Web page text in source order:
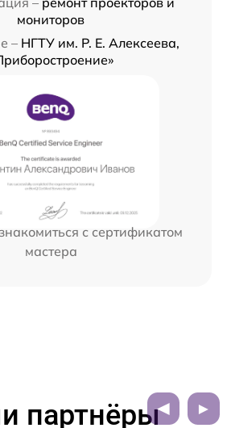
мониторов
– НГТУ им. Р. Е. Алексеева,
с сертификатом
мастера
партнёры